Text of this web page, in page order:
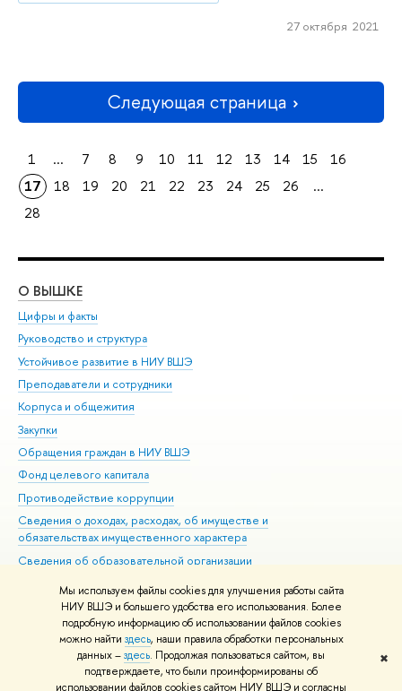
Мы используем файлы cookies для улучшения работы сайта
НИУ ВШЭ и большего удобства его использования. Более
подробную информацию об использовании файлов cookies
можно найти здесь, наши правила обработки персональных
данных –здесь. Продолжая пользоваться сайтом, вы
подтверждаете, что были проинформированы об
использовании файлов cookies сайтом НИУ ВШЭ и согласны
✖
27 октября 2021
Следующая страница
1 ... 7 8 9 10 11 12 13 14 15
16
17
18 19 20 21 22 23 24 25 26
...
28
О ВЫШКЕ
Цифры и факты
Руководство и структура
Устойчивое развитие в НИУ ВШЭ
Преподаватели и сотрудники
Корпуса и общежития
Закупки
Обращения граждан в НИУ ВШЭ
Фонд целевого капитала
Противодействие коррупции
Сведения о доходах, расходах, об имуществе и
обязательствах имущественного характера
Сведения об образовательной организации
Людям с ограниченными возможностями здоровья
Единая платежная страница
Работа в Вышке
© НИУ ВШЭ 1993–2026 Адреса и контакты Условия использования